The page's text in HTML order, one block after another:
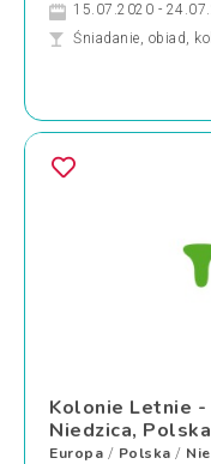
15.07.2020 -
Śniadanie, obiad,
Kolonie Letnie -
Niedzica, Polska
Europa / Polska /